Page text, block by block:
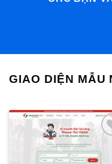
GIAO DIỆN MẪU